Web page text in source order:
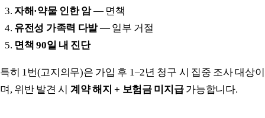
자해·약물 인한 암— 면책
유전성 가족력 다발— 일부 거절
면책 90일 내 진단
특히 1번(고지의무)은 가입 후 1–2년 청구 시 집중 조사 대상이
며, 위반 발견 시 계약 해지 + 보험금 미지급가능합니다.